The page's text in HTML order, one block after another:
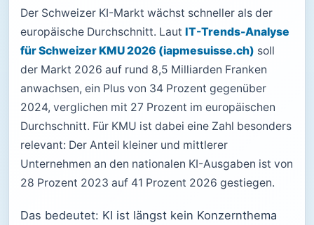
Der Schweizer KI-Markt wächst schneller als der
europäische Durchschnitt. Laut IT-Trends-Analyse
für Schweizer KMU 2026 (iapmesuisse.ch) soll
der Markt 2026 auf rund 8,5 Milliarden Franken
anwachsen, ein Plus von 34 Prozent gegenüber
2024, verglichen mit 27 Prozent im europäischen
Durchschnitt. Für KMU ist dabei eine Zahl besonders
relevant: Der Anteil kleiner und mittlerer
Unternehmen an den nationalen KI-Ausgaben ist von
28 Prozent 2023 auf 41 Prozent 2026 gestiegen.
Das bedeutet: KI ist längst kein Konzernthema